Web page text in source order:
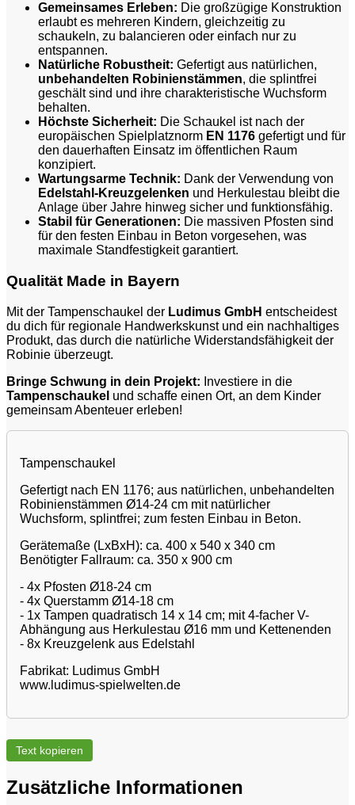
Gemeinsames Erleben: Die großzügige Konstruktion
erlaubt es mehreren Kindern, gleichzeitig zu
schaukeln, zu balancieren oder einfach nur zu
entspannen.
Natürliche Robustheit: Gefertigt aus natürlichen,
unbehandelten Robinienstämmen, die splintfrei
geschält sind und ihre charakteristische Wuchsform
behalten.
Höchste Sicherheit: Die Schaukel ist nach der
europäischen Spielplatznorm EN 1176 gefertigt und für
den dauerhaften Einsatz im öffentlichen Raum
konzipiert.
Wartungsarme Technik: Dank der Verwendung von
Edelstahl-Kreuzgelenken und Herkulestau bleibt die
Anlage über Jahre hinweg sicher und funktionsfähig.
Stabil für Generationen: Die massiven Pfosten sind
für den festen Einbau in Beton vorgesehen, was
maximale Standfestigkeit garantiert.
Qualität Made in Bayern
Mit der Tampenschaukel der Ludimus GmbH entscheidest
du dich für regionale Handwerkskunst und ein nachhaltiges
Produkt, das durch die natürliche Widerstandsfähigkeit der
Robinie überzeugt.
Bringe Schwung in dein Projekt: Investiere in die
Tampenschaukel und schaffe einen Ort, an dem Kinder
gemeinsam Abenteuer erleben!
Tampenschaukel
Gefertigt nach EN 1176; aus natürlichen, unbehandelten
Robinienstämmen Ø14-24 cm mit natürlicher
Wuchsform, splintfrei; zum festen Einbau in Beton.
Gerätemaße (LxBxH): ca. 400 x 540 x 340 cm
Benötigter Fallraum: ca. 350 x 900 cm
- 4x Pfosten Ø18-24 cm
- 4x Querstamm Ø14-18 cm
- 1x Tampen quadratisch 14 x 14 cm; mit 4-facher V-
Abhängung aus Herkulestau Ø16 mm und Kettenenden
- 8x Kreuzgelenk aus Edelstahl
Fabrikat: Ludimus GmbH
www.ludimus-spielwelten.de
Text kopieren
Zusätzliche Informationen